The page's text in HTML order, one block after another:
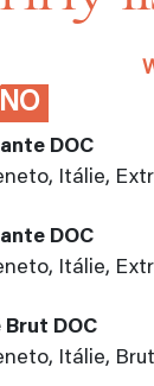
DOC
Itálie,
DOC
Itálie,
DOC
Itálie, Brut